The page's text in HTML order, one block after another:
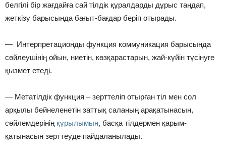
белгілі бір жағдайға сай тілдік құралдарды дұрыс таңдап,
жеткізу барысында бағыт-бағдар беріп отырады.
— Интерпретационды функция коммуникация барысында
сөйлеушінің ойын, ниетін, көзқарастарын, жай-күйін түсінуге
қызмет етеді.
— Метатілдік функция – зерттеліп отырған тіл мен сол
арқылы бейнеленетін заттық саланың арақатынасын,
сөйлемдерінің құрылымын, басқа тілдермен қарым-
қатынасын зерттеуде пайдаланылады.